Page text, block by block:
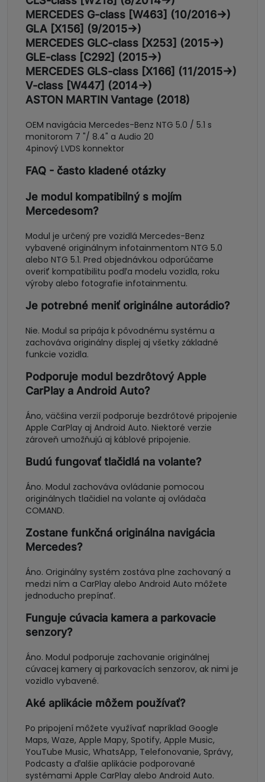
MERCEDES G-class [W463] (10/2016->)
GLA [X156] (9/2015->)
MERCEDES GLC-class [X253] (2015->)
GLE-class [C292] (2015->)
MERCEDES GLS-class [X166] (11/2015->)
V-class [W447] (2014->)
ASTON MARTIN Vantage (2018)
OEM navigácia Mercedes-Benz NTG 5.0 / 5.1 s
monitorom 7 "/ 8.4" a Audio 20
4pinový LVDS konnektor
FAQ - často kladené otázky
Je modul kompatibilný s mojím
Mercedesom?
Modul je určený pre vozidlá Mercedes-Benz
vybavené originálnym infotainmentom NTG 5.0
alebo NTG 5.1. Pred objednávkou odporúčame
overiť kompatibilitu podľa modelu vozidla, roku
výroby alebo fotografie infotainmentu.
Je potrebné meniť originálne autorádio?
Nie. Modul sa pripája k pôvodnému systému a
zachováva originálny displej aj všetky základné
funkcie vozidla.
Podporuje modul bezdrôtový Apple
CarPlay a Android Auto?
Áno, väčšina verzií podporuje bezdrôtové pripojenie
Apple CarPlay aj Android Auto. Niektoré verzie
zároveň umožňujú aj káblové pripojenie.
Budú fungovať tlačidlá na volante?
Áno. Modul zachováva ovládanie pomocou
originálnych tlačidiel na volante aj ovládača
COMAND.
Zostane funkčná originálna navigácia
Mercedes?
Áno. Originálny systém zostáva plne zachovaný a
medzi ním a CarPlay alebo Android Auto môžete
jednoducho prepínať.
Funguje cúvacia kamera a parkovacie
senzory?
Áno. Modul podporuje zachovanie originálnej
cúvacej kamery aj parkovacích senzorov, ak nimi je
vozidlo vybavené.
Aké aplikácie môžem používať?
Po pripojení môžete využívať napríklad Google
Maps, Waze, Apple Mapy, Spotify, Apple Music,
YouTube Music, WhatsApp, Telefonovanie, Správy,
Podcasty a ďalšie aplikácie podporované
systémami Apple CarPlay alebo Android Auto.